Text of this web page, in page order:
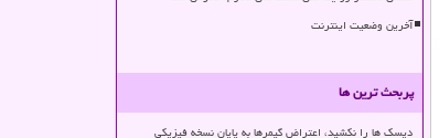
آخرین وضعیت اینترنت
پربحث ترین ها
دیسک ها را نکشید، اعتراض گیمرها به پایان نسخه فیزیکی